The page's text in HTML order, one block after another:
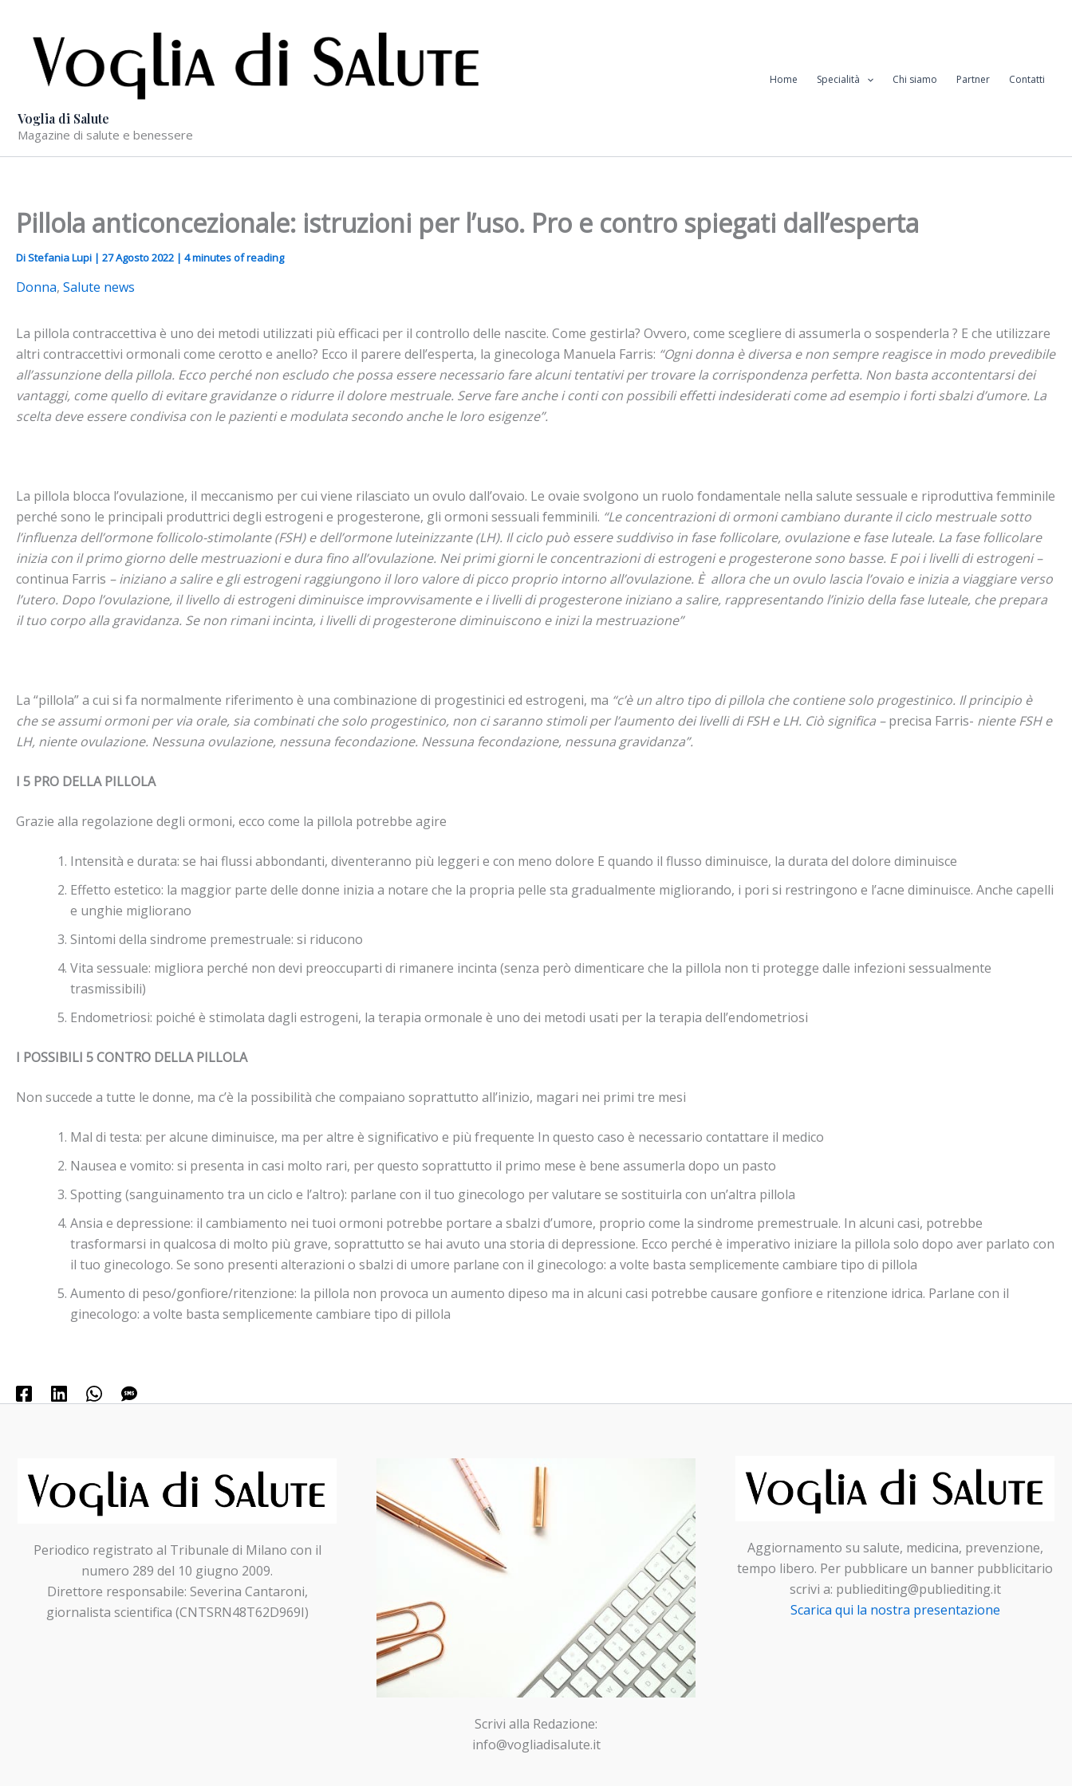
contenuto
Voglia di Salute
Magazine di salute e benessere
Home Specialità Chi siamo Partner Contatti
Pillola anticoncezionale: istruzioni per l’uso. Pro e contro spiegati dall’esperta
DiStefania Lupi | 27 Agosto 2022 | 4 minutes of reading
Donna, Salute news
La pillola contraccettiva è uno dei metodi utilizzati più efficaci per il controllo delle nascite. Come gestirla? Ovvero, come scegliere di assumerla o sospenderla ? E che utilizzare
altri contraccettivi ormonali come cerotto e anello? Ecco il parere dell’esperta, la ginecologa Manuela Farris: “Ogni donna è diversa e non sempre reagisce in modo prevedibile
all’assunzione della pillola. Ecco perché non escludo che possa essere necessario fare alcuni tentativi per trovare la corrispondenza perfetta. Non basta accontentarsi dei
vantaggi, come quello di evitare gravidanze o ridurre il dolore mestruale. Serve fare anche i conti con possibili effetti indesiderati come ad esempio i forti sbalzi d’umore. La
scelta deve essere condivisa con le pazienti e modulata secondo anche le loro esigenze”.
La pillola blocca l’ovulazione, il meccanismo per cui viene rilasciato un ovulo dall’ovaio. Le ovaie svolgono un ruolo fondamentale nella salute sessuale e riproduttiva femminile
perché sono le principali produttrici degli estrogeni e progesterone, gli ormoni sessuali femminili. “Le concentrazioni di ormoni cambiano durante il ciclo mestruale sotto
l’influenza dell’ormone follicolo-stimolante (FSH) e dell’ormone luteinizzante (LH). Il ciclo può essere suddiviso in fase follicolare, ovulazione e fase luteale. La fase follicolare
inizia con il primo giorno delle mestruazioni e dura fino all’ovulazione. Nei primi giorni le concentrazioni di estrogeni e progesterone sono basse. E poi i livelli di estrogeni –
continua Farris – iniziano a salire e gli estrogeni raggiungono il loro valore di picco proprio intorno all’ovulazione. È allora che un ovulo lascia l’ovaio e inizia a viaggiare verso
l’utero. Dopo l’ovulazione, il livello di estrogeni diminuisce improvvisamente e i livelli di progesterone iniziano a salire, rappresentando l’inizio della fase luteale, che prepara
il tuo corpo alla gravidanza. Se non rimani incinta, i livelli di progesterone diminuiscono e inizi la mestruazione”
La “pillola” a cui si fa normalmente riferimento è una combinazione di progestinici ed estrogeni, ma “c’è un altro tipo di pillola che contiene solo progestinico. Il principio è
che se assumi ormoni per via orale, sia combinati che solo progestinico, non ci saranno stimoli per l’aumento dei livelli di FSH e LH. Ciò significa –precisa Farris- niente FSH e
LH, niente ovulazione. Nessuna ovulazione, nessuna fecondazione. Nessuna fecondazione, nessuna gravidanza”.
I 5 PRO DELLA PILLOLA
Grazie alla regolazione degli ormoni, ecco come la pillola potrebbe agire
Intensità e durata: se hai flussi abbondanti, diventeranno più leggeri e con meno dolore E quando il flusso diminuisce, la durata del dolore diminuisce
Effetto estetico: la maggior parte delle donne inizia a notare che la propria pelle sta gradualmente migliorando, i pori si restringono e l’acne diminuisce. Anche capelli
e unghie migliorano
Sintomi della sindrome premestruale: si riducono
Vita sessuale: migliora perché non devi preoccuparti di rimanere incinta (senza però dimenticare che la pillola non ti protegge dalle infezioni sessualmente
trasmissibili)
Endometriosi: poiché è stimolata dagli estrogeni, la terapia ormonale è uno dei metodi usati per la terapia dell’endometriosi
I POSSIBILI 5 CONTRO DELLA PILLOLA
Non succede a tutte le donne, ma c’è la possibilità che compaiano soprattutto all’inizio, magari nei primi tre mesi
Mal di testa: per alcune diminuisce, ma per altre è significativo e più frequente In questo caso è necessario contattare il medico
Nausea e vomito: si presenta in casi molto rari, per questo soprattutto il primo mese è bene assumerla dopo un pasto
Spotting (sanguinamento tra un ciclo e l’altro): parlane con il tuo ginecologo per valutare se sostituirla con un’altra pillola
Ansia e depressione: il cambiamento nei tuoi ormoni potrebbe portare a sbalzi d’umore, proprio come la sindrome premestruale. In alcuni casi, potrebbe
trasformarsi in qualcosa di molto più grave, soprattutto se hai avuto una storia di depressione. Ecco perché è imperativo iniziare la pillola solo dopo aver parlato con
il tuo ginecologo. Se sono presenti alterazioni o sbalzi di umore parlane con il ginecologo: a volte basta semplicemente cambiare tipo di pillola
Aumento di peso/gonfiore/ritenzione: la pillola non provoca un aumento dipeso ma in alcuni casi potrebbe causare gonfiore e ritenzione idrica. Parlane con il
ginecologo: a volte basta semplicemente cambiare tipo di pillola
Periodico registrato al Tribunale di Milano con il
numero 289 del 10 giugno 2009.
Direttore responsabile: Severina Cantaroni,
giornalista scientifica (CNTSRN48T62D969I)
Scrivi alla Redazione:
info@vogliadisalute.it
Aggiornamento su salute, medicina, prevenzione,
tempo libero. Per pubblicare un banner pubblicitario
scrivi a: publiediting@publiediting.it
Scarica qui la nostra presentazione